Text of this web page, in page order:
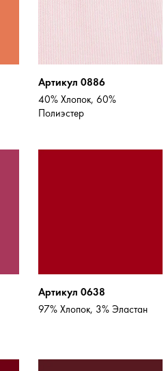
Артикул 0886
40% Хлопок, 60%
Полиэстер
Артикул 0638
97% Хлопок, 3% Эластан